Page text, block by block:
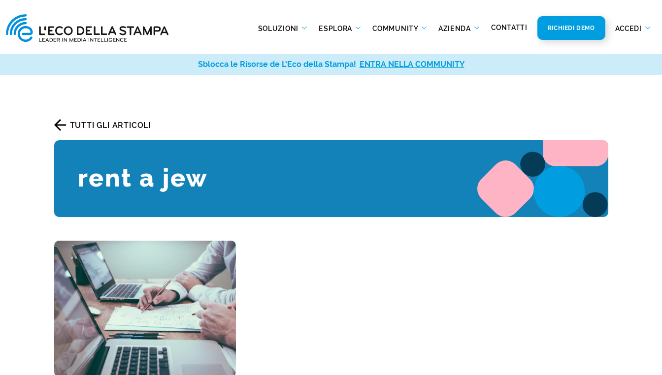
SOLUZIONI ESPLORA COMMUNITY AZIENDA CONTATTI RICHIEDI DEMO ACCEDI
TUTTI GLI ARTICOLI
rent a jew
Sblocca le Risorse de L’Eco della Stampa! ENTRA NELLA COMMUNITY